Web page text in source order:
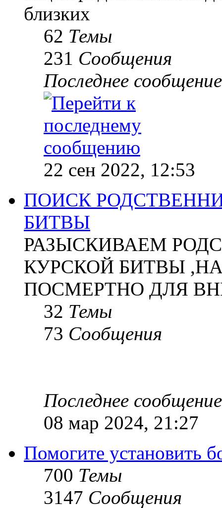
близких
62 Темы
231 Сообщения
Последнее сообщение
22 сен 2022, 12:53
ПОИСК
БИТВЫ
РАЗЫСКИВАЕМ
КУРСКОЙ БИТВЫ
ПОСМЕРТНО ДЛЯ
32 Темы
73 Сообщения
Последнее сообщение
08 мар 2024, 21:27
Помогите установить
700 Темы
3147 Сообщения